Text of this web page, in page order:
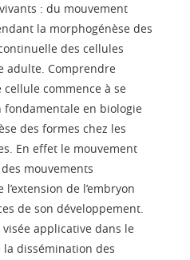
: du mouvement
la morphogénèse des
des cellules
adulte. Comprendre
commence à se
en biologie
des formes chez les
En effet le mouvement
mouvements
de l’embryon
de son développement.
visée applicative dans le
dissémination des